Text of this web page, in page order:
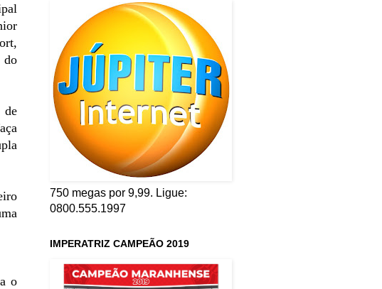
do
de
o
750 megas por 9,99. Ligue:
0800.555.1997
IMPERATRIZ CAMPEÃO 2019